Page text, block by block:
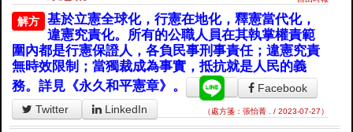
解方
基於立憲全球化，行憲在地化，釋憲當代化，
違憲究責化。所有的公職人員在其執掌權責範
圍內都是行憲保證人，各負民事刑事責任；違憲究責
無時效限制；當獨裁成為事實，抵抗就是人民的義
務。詳見《永久和平憲章》。
Facebook
Twitter
LinkedIn （處方箋：張怡菁 . / 2023-07-27）